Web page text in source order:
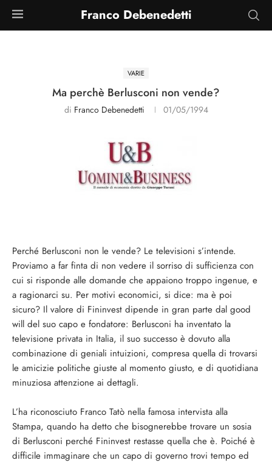
Franco Debenedetti
VARIE
Ma perchè Berlusconi non vende?
di Franco Debenedetti 01/05/1994
Perché Berlusconi non le vende? Le televisioni s’intende.
Proviamo a far finta di non vedere il sorriso di sufficienza con
cui si risponde alle domande che appaiono troppo ingenue, e
a ragionarci su. Per motivi economici, si dice: ma è poi
sicuro? Il valore di Fininvest dipende in gran parte dal good
will del suo capo e fondatore: Berlusconi ha inventato la
televisione privata in Italia, il suo successo è dovuto alla
combinazione di geniali intuizioni, compresa quella di trovarsi
le amicizie politiche giuste al momento giusto, e di quotidiana
minuziosa attenzione ai dettagli.
L’ha riconosciuto Franco Tatò nella famosa intervista alla
Stampa, quando ha detto che bisognerebbe trovare un sosia
di Berlusconi perché Fininvest restasse quella che è. Poiché è
difficile immaginare che un capo di governo trovi tempo ed